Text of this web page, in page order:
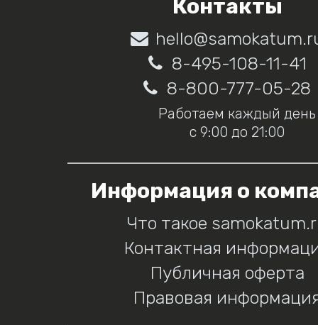
Контакты
8-495-108-11-41
8-800-777-05-28
Работаем каждый день
с 9:00 до 21:00
Информация о
Что такое
Контактная
Публичная оферта
Правовая